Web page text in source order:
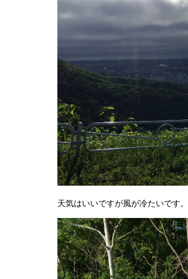
天気はいいですが風が冷たいです。